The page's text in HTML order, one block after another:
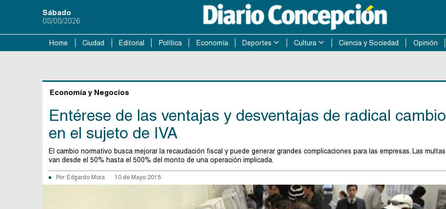
Sábado
08/08/2026
Home Ciudad Editorial Política Economía Deportes Cultura Ciencia y Sociedad Opinión
Economía y Negocios
Entérese de las ventajas y desventajas de radical cambio
en el sujeto de IVA
El cambio normativo busca mejorar la recaudación fiscal y puede generar grandes complicaciones para las empresas. Las multas
van desde el 50% hasta el 500% del monto de una operación implicada.
Por: Edgardo Mora 10 de Mayo 2018